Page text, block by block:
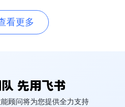
看更多
顾问将为您提供全力支持